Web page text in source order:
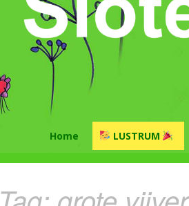
Home LUSTRUM